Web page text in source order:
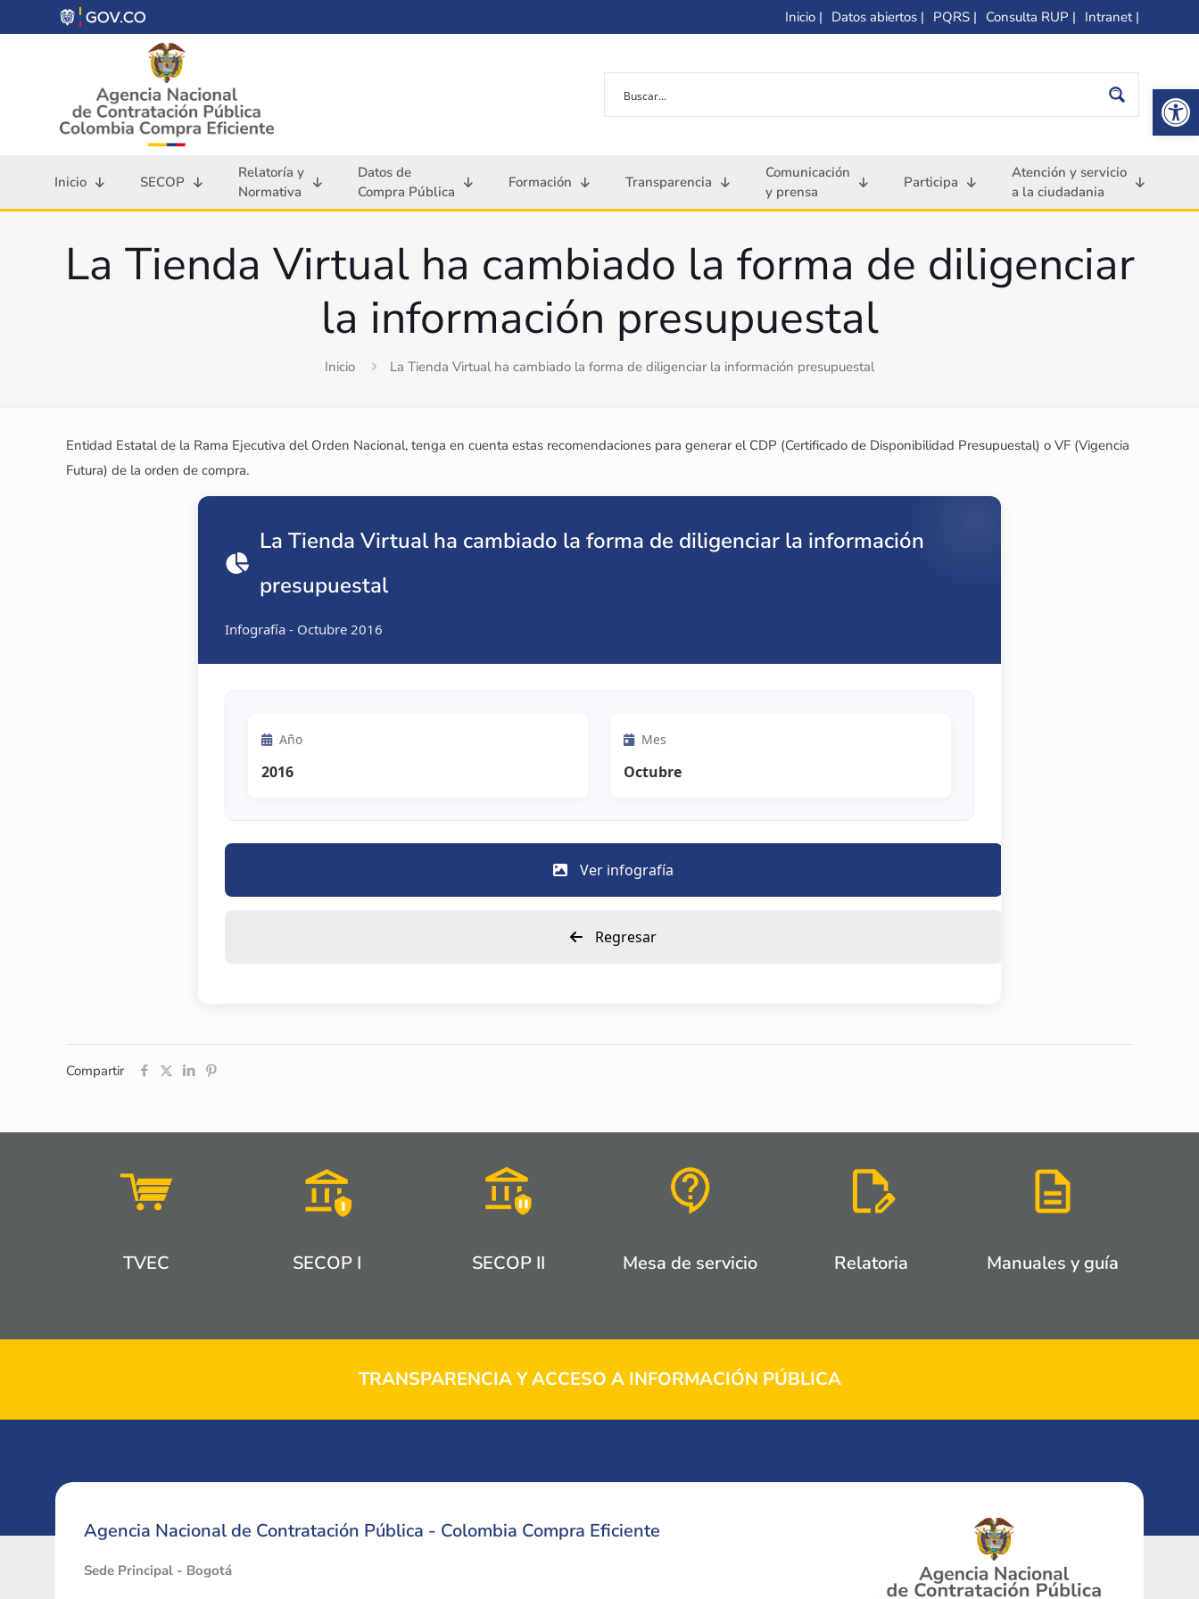
Inicio | Datos abiertos | PQRS | Consulta RUP | Intranet |
Inicio SECOP
Relatoría y
Normativa
Datos de
Compra Pública
Formación Transparencia
Comunicación
y prensa
Participa
Atención y servicio
a la ciudadania
La Tienda Virtual ha cambiado la forma de diligenciar
la información presupuestal
Inicio La Tienda Virtual ha cambiado la forma de diligenciar la información presupuestal
Entidad Estatal de la Rama Ejecutiva del Orden Nacional, tenga en cuenta estas recomendaciones para generar el CDP (Certificado de Disponibilidad Presupuestal) o VF (Vigencia
Futura) de la orden de compra.
La Tienda Virtual ha cambiado la forma de diligenciar la información
presupuestal
Infografía - Octubre 2016
Año
2016
Mes
Octubre
Ver infografía
Regresar
Compartir
TVEC SECOP I SECOP II Mesa de servicio Relatoria Manuales y guía
TRANSPARENCIA Y ACCESO A INFORMACIÓN PÚBLICA
Agencia Nacional de Contratación Pública - Colombia Compra Eficiente
Sede Principal - Bogotá